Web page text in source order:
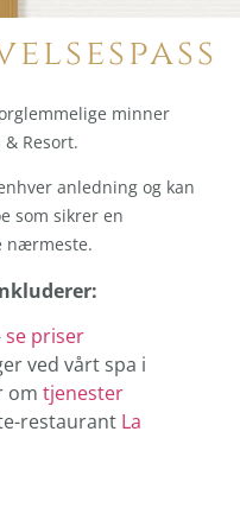
minner
Resort.
anledning og kan
som sikrer en
nærmeste.
se priser
ved vårt spa i
om tjenester
restaurant La